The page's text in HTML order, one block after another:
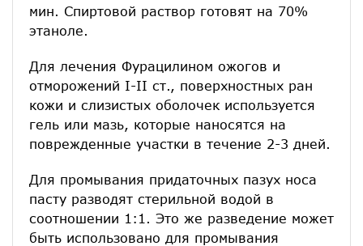
мин. Спиртовой раствор готовят на 70%
этаноле.
Для лечения Фурацилином ожогов и
отморожений I-II ст., поверхностных ран
кожи и слизистых оболочек используется
гель или мазь, которые наносятся на
поврежденные участки в течение 2-3 дней.
Для промывания придаточных пазух носа
пасту разводят стерильной водой в
соотношении 1:1. Это же разведение может
быть использовано для промывания